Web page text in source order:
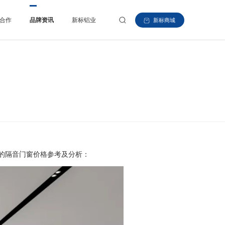
新标商城
作 品牌资讯 新标铝业
音门窗价格参考及分析：